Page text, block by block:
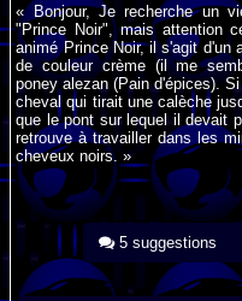
« Bonjour, Je recherche un
"Prince Noir", mais attention
animé Prince Noir, il s'agit d'un
de couleur crème (il me
poney alezan (Pain d'épices).
cheval qui tirait une calèche
que le pont sur lequel il devait
retrouve à travailler dans les
cheveux noirs. »
5 suggestions